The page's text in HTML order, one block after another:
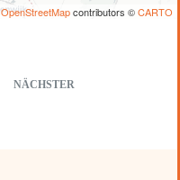
OpenStreetMapcontributors ©CARTO
NÄCHSTER